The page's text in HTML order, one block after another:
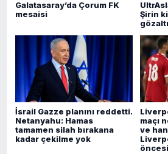
Galatasaray’da Çorum FK
mesaisi
Şirin
İsrail Gazze planını reddetti.
Netanyahu: Hamas
tamamen silah bırakana
kadar çekilme yok
maçı
ve